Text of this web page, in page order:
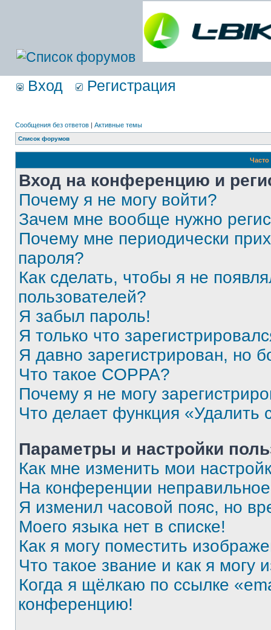
Вход Регистрация
Сообщения без ответов | Активные темы
Список форумов
Вход на конференцию и
Почему я не могу войти?
Зачем мне вообще нужно
Почему мне периодически
пароля?
Как сделать, чтобы я не
пользователей?
Я забыл пароль!
Я только что
Я давно зарегистрирован, но
Что такое COPPA?
Почему я не могу
Что делает функция «Удалить
Параметры и настройки
Как мне изменить мои
На конференции
Я изменил часовой пояс, но
Моего языка нет в списке!
Как я могу поместить
Что такое звание и как я могу
Когда я щёлкаю по ссылке
конференцию!